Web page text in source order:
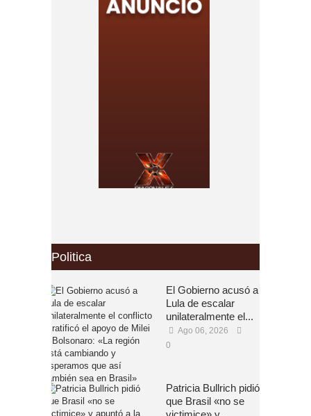
Politica
El Gobierno acusó a
Lula de escalar
unilateralmente el...
Ago 06, 2026
0
Patricia Bullrich pidió
que Brasil «no se